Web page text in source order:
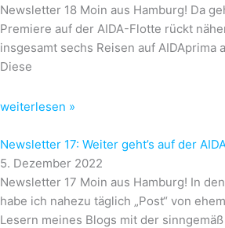
Newsletter 18 Moin aus Hamburg! Da
Premiere auf der AIDA-Flotte rückt
insgesamt sechs Reisen auf AIDAprima
Diese
weiterlesen »
Newsletter 17: Weiter geht’s auf der
5. Dezember 2022
Newsletter 17 Moin aus Hamburg! In
habe ich nahezu täglich „Post“ von
Lesern meines Blogs mit der